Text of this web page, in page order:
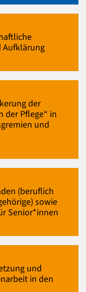
Aufklärung
der
der Pflege“ in
und
(beruflich
sowie
Senior*innen
und
in den